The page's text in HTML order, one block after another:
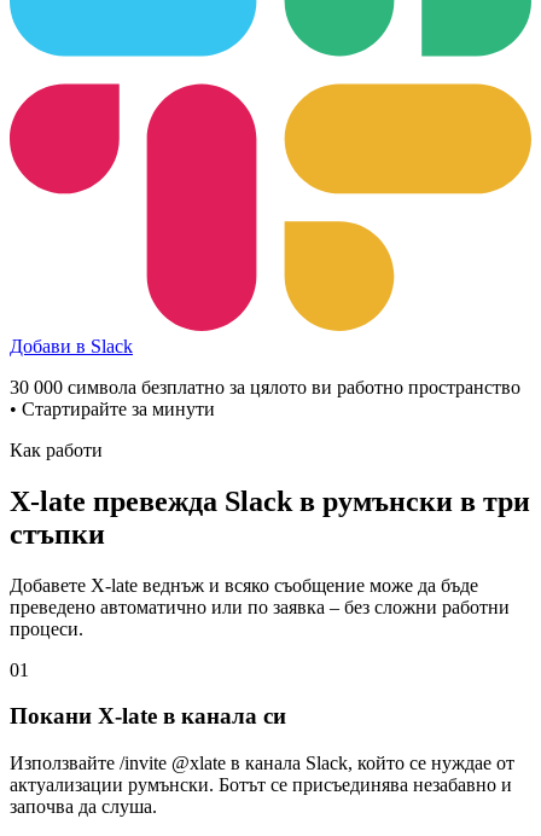
Добави в Slack
30 000 символа безплатно за цялото ви работно пространство
• Стартирайте за минути
Как работи
X-late превежда Slack в румънски в три
стъпки
Добавете X-late веднъж и всяко съобщение може да бъде
преведено автоматично или по заявка – без сложни работни
процеси.
01
Покани X-late в канала си
Използвайте /invite @xlate в канала Slack, който се нуждае от
актуализации румънски. Ботът се присъединява незабавно и
започва да слуша.